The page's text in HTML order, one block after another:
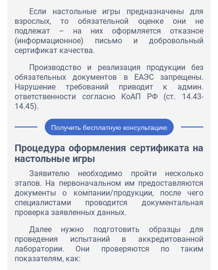
Если настольные игры предназначены для
взрослых, то обязательной оценке они не
подлежат – на них оформляется отказное
(информационное) письмо и добровольный
сертификат качества.
Производство и реализация продукции без
обязательных документов в ЕАЭС запрещены.
Нарушение требований приводит к админ.
ответственности согласно КоАП РФ (ст. 14.43-
14.45).
Получить бесплатную консультацию
Процедура оформления сертификата на
настольные игры
Заявителю необходимо пройти несколько
этапов. На первоначальном им предоставляются
документы о компании/продукции, после чего
специалистами проводится документальная
проверка заявленных данных.
Далее нужно подготовить образцы для
проведения испытаний в аккредитованной
лаборатории. Они проверяются по таким
показателям, как: